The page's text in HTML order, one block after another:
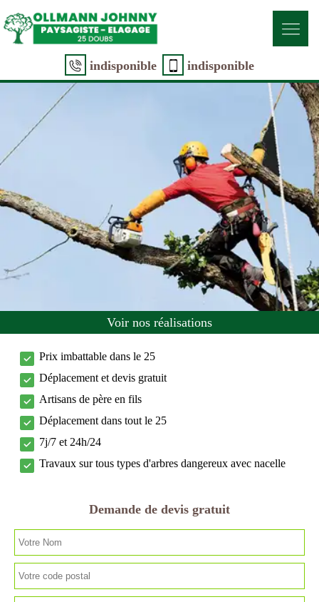
indisponible indisponible
Voir nos réalisations
Prix imbattable dans le 25
Déplacement et devis gratuit
Artisans de père en fils
Déplacement dans tout le 25
7j/7 et 24h/24
Travaux sur tous types d'arbres dangereux avec nacelle
Demande de devis gratuit